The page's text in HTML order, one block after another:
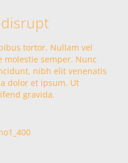
tortor. Nullam vel
molestie semper. Nunc
nibh elit venenatis
dolor et ipsum. Ut
gravida.